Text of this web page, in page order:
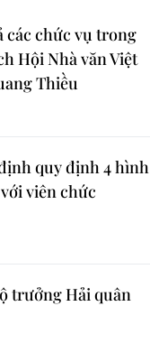
các chức vụ trong
Hội Nhà văn Việt
Thiều
quy định 4 hình
viên chức
trưởng Hải quân